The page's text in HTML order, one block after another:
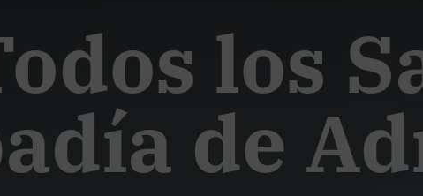
los
de